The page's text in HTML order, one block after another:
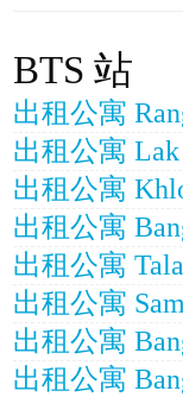
BTS 站
出租公寓
出租公寓
出租公寓
出租公寓
出租公寓
出租公寓
出租公寓
出租公寓